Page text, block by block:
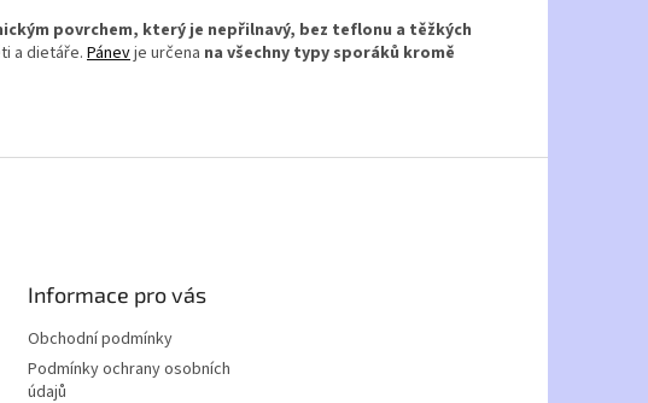
povrchem, který je nepřilnavý, bez teflonu a těžkých
a dietáře. Pánevje určena na všechny typy sporáků kromě
Informace pro vás
Obchodní podmínky
Podmínky ochrany osobních
údajů